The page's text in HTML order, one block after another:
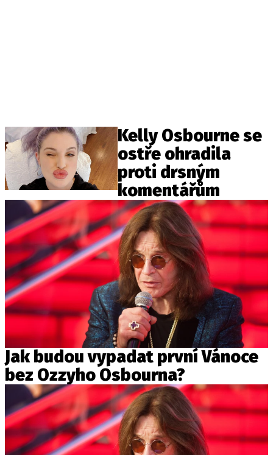
Kelly Osbourne se
ostře ohradila
proti drsným
komentářům
Jak budou vypadat první Vánoce
bez Ozzyho Osbourna?